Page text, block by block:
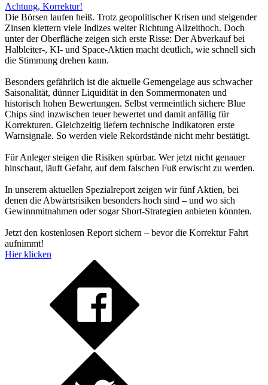
Achtung, Korrektur!
Die Börsen laufen heiß. Trotz geopolitischer Krisen und steigender
Zinsen klettern viele Indizes weiter Richtung Allzeithoch. Doch
unter der Oberfläche zeigen sich erste Risse: Der Abverkauf bei
Halbleiter-, KI- und Space-Aktien macht deutlich, wie schnell sich
die Stimmung drehen kann.
Besonders gefährlich ist die aktuelle Gemengelage aus schwacher
Saisonalität, dünner Liquidität in den Sommermonaten und
historisch hohen Bewertungen. Selbst vermeintlich sichere Blue
Chips sind inzwischen teuer bewertet und damit anfällig für
Korrekturen. Gleichzeitig liefern technische Indikatoren erste
Warnsignale. So werden viele Rekordstände nicht mehr bestätigt.
Für Anleger steigen die Risiken spürbar. Wer jetzt nicht genauer
hinschaut, läuft Gefahr, auf dem falschen Fuß erwischt zu werden.
In unserem aktuellen Spezialreport zeigen wir fünf Aktien, bei
denen die Abwärtsrisiken besonders hoch sind – und wo sich
Gewinnmitnahmen oder sogar Short-Strategien anbieten könnten.
Jetzt den kostenlosen Report sichern – bevor die Korrektur Fahrt
aufnimmt!
Hier klicken